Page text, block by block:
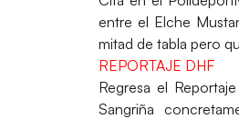
entre el Elche
mitad de tabla pero
REPORTAJE DHF
Regresa el
Sangriña